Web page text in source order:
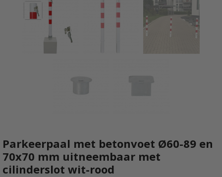
Parkeerpaal met betonvoet Ø60-89 en
70x70 mm uitneembaar met
cilinderslot wit-rood